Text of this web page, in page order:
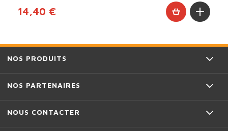
14,40 €
NOS PRODUITS
NOS PARTENAIRES
NOUS CONTACTER